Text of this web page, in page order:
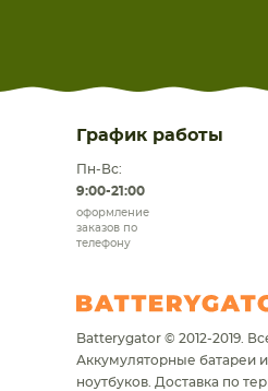
График работы
Пн-Вс:
9:00-21:00
оформление
заказов по
телефону
Batterygator © 2012-2019.
Аккумуляторные батареи
ноутбуков. Доставка по